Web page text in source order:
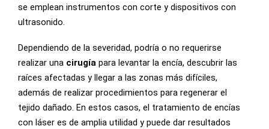
se emplean instrumentos con corte y dispositivos con
ultrasonido.
Dependiendo de la severidad, podría o no requerirse
realizar una cirugía para levantar la encía, descubrir las
raíces afectadas y llegar a las zonas más difíciles,
además de realizar procedimientos para regenerar el
tejido dañado. En estos casos, el tratamiento de encías
con láser es de amplia utilidad y puede dar resultados